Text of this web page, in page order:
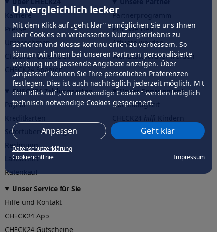
Unvergleichlich lecker
Mit dem Klick auf „geht klar” ermöglichen Sie uns Ihnen
über Cookies ein verbessertes Nutzungserlebnis zu
servieren und dieses kontinuierlich zu verbessern. So
können wir Ihnen bei unseren Partnern personalisierte
Werbung und passende Angebote anzeigen. Über
„anpassen” können Sie Ihre persönlichen Präferenzen
festlegen. Dies ist auch nachträglich jederzeit möglich. Mit
dem Klick auf „Nur notwendige Cookies” werden lediglich
technisch notwendige Cookies gespeichert.
Anpassen Geht klar
Datenschutzerklärung
Cookierichtlinie
Impressum
Karriere
Presse
Unternehmen
CHECK24 Österreich
CHECK24 Spanien
Partnerprogramm
Profi werden
Affiliate werden
Werkstattpartner werden
CHECK24 Zahlungsarten
PayPal
Sofortüberweisung
Rechnung
Lastschrift
Ratenkauf
Unser Engagement
Nachhaltigkeit
CHECK24hilftder Natur
Unser Service für Sie
Hilfe und Kontakt
CHECK24 App
CHECK24 Gutscheine